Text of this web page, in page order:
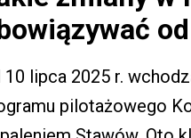
10 lipca 2025 r.
pilotażowego